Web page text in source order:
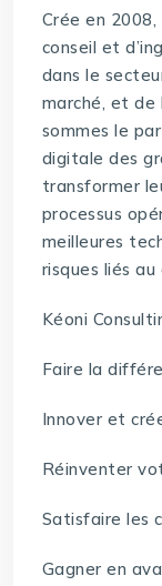
Crée en
conseil et
dans le
marché, et de
sommes le
digitale des
transformer
processus
meilleures
risques liés au
Kéoni
Faire la
Innover et
Réinventer
Satisfaire les
Gagner en